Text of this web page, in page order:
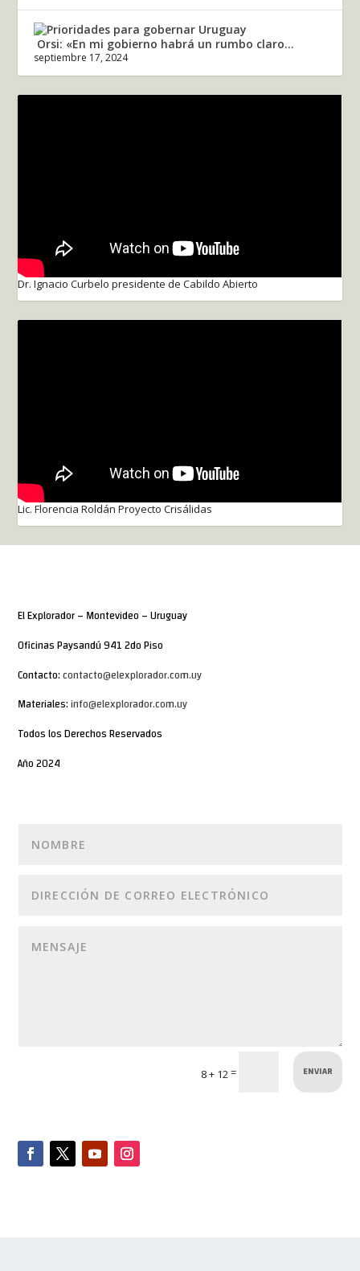
Orsi: «En mi gobierno habrá un rumbo claro...
septiembre 17, 2024
Dr. Ignacio Curbelo presidente de Cabildo Abierto
Lic. Florencia Roldán Proyecto Crisálidas
El Explorador – Montevideo – Uruguay
Oficinas Paysandú 941 2do Piso
Contacto:contacto@elexplorador.com.uy
Materiales:info@elexplorador.com.uy
Todos los Derechos Reservados
Año 2024
8 + 12 = ENVIAR